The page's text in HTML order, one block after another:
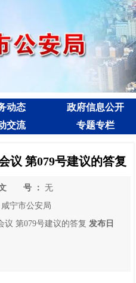
动态
政府信息公开
交流 专题专栏
议 第079号建议的答复
号 ：
无
咸宁市公安局
议 第079号建议的答复 发布日